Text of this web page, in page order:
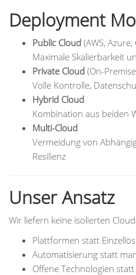
Deployment
Public Cloud (AWS,
Maximale Skalierbarkeit
Private Cloud (On-
Volle Kontrolle,
Hybrid Cloud
Kombination aus beiden
Multi-Cloud
Vermeidung von
Resilienz
Unser Ansatz
Wir liefern keine isolierten
Plattformen statt
Automatisierung statt
Offene Technologien